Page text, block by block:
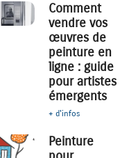
Comment
vendre vos
œuvres de
peinture en
ligne : guide
pour artistes
émergents
+ d'infos
Peinture